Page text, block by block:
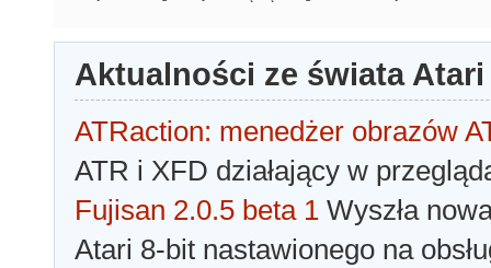
Aktualności ze świata Atari
ATRaction: menedżer obrazów
ATR i XFD działający w
Fujisan 2.0.5 beta 1 Wyszła
Atari 8-bit nastawionego na